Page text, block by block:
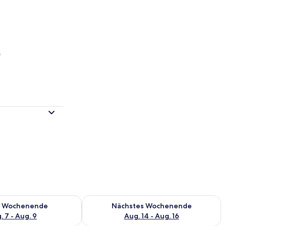
Wochenende
7 - Aug. 9
für dieses Wochenende, Aug. 7 - Aug. 9.
Nächstes Wochenende
Aug. 14 - Aug. 16
Überprüfe die Verfügbarkeit für nächstes Wochenende, Aug.